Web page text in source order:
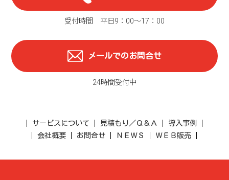
受付時間 平日9：00〜17：00
メールでのお問合せ
24時間受付中
サービスについて 見積もり／Ｑ＆Ａ
導入事例
会社概要
お問合せ ＮＥＷＳ ＷＥＢ販売